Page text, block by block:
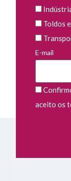
Toldos
E-mail
aceito os